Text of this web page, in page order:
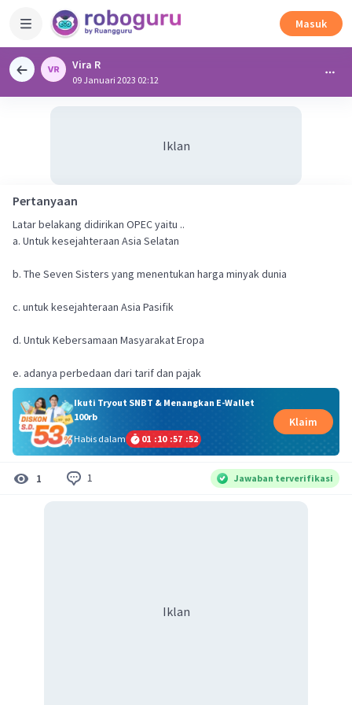
Masuk
Vira R
09 Januari 2023 02:12
Iklan
Pertanyaan
Latar belakang didirikan OPEC yaitu ..
a. Untuk kesejahteraan Asia Selatan
b. The Seven Sisters yang menentukan harga minyak dunia
c. untuk kesejahteraan Asia Pasifik
d. Untuk Kebersamaan Masyarakat Eropa
e. adanya perbedaan dari tarif dan pajak
Ikuti Tryout SNBT & Menangkan E-Wallet
100rb
Habis dalam
01 :10 :57 :51
Klaim
1 1 Jawaban terverifikasi
Iklan